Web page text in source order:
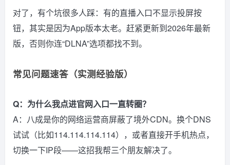
对了，有个坑很多人踩：有的直播入口不显示投屏按
钮，其实是因为App版本太老。赶紧更新到2026年最新
版，否则你连“DLNA”选项都找不到。
常见问题速答（实测经验版）
Q：为什么我点进官网入口一直转圈？
A：八成是你的网络运营商屏蔽了境外CDN。换个DNS
试试（比如114.114.114.114），或者直接开手机热点，
切换一下IP段——这招我帮三个朋友解决了。